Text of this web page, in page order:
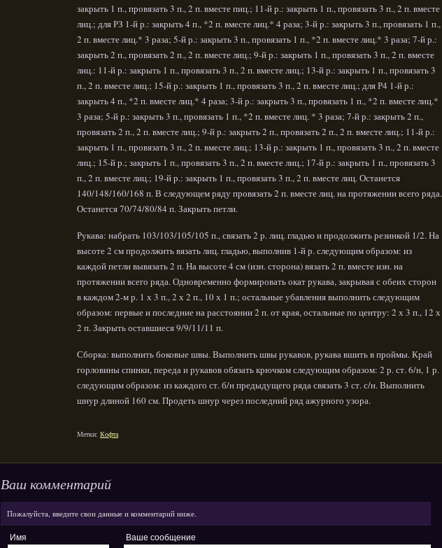
закрыть 1 п., провязать 3 п., 2 п. вместе пиц.; 11-й р.: закрыть 1 п., провязать 3 п., 2 п. вместе
лиц.; для РЗ 1-й р.: закрыть 4 п., *2 п. вместе лиц.* 4 раза; 3-й р.: закрыть 3 п., провязать 1 п.,
2 п. вместе лиц.* 3 раза; 5-й р.: закрыть 3 п., провязать 1 п., *2 п. вместе лиц.* 3 раза; 7-й р.:
закрыть 2 п., провязать 2 п., 2 п. вместе лиц.; 9-й р.: закрыть 1 п., провязать 3 п., 2 п. вместе
лиц.: 11-й р.: закрыть 1 п., провязать 3 п., 2 п. вместе лиц.; 13-й р.: закрыть 1 п., провязать 3
п., 2 п. вместе лиц.; 15-й р.: закрыть 1 п., провязать 3 п., 2 п. вместе лиц.; для Р4 1-й р.:
закрыть 4 п., *2 п. вместе лиц.* 4 раза; 3-й р.: закрыть 3 п., провязать 1 п., *2 п. вместе лиц.*
3 раза; 5-й р.: закрыть 3 п., провязать 1 п., *2 п. вместе лиц. * 3 раза; 7-й р.: закрыть 2 п.,
провязать 2 п., 2 п. вместе лиц.; 9-й р.: закрыть 2 п., провязать 2 п., 2 п. вместе лиц.; 11-й р.:
закрыть 1 п., провязать 3 п., 2 п. вместе лиц.; 13-й р.: закрыть 1 п., провязать 3 п., 2 п. вместе
лиц.; 15-й р.; закрыть 1 п., провязать 3 п., 2 п. вместе лиц.; 17-й р.: закрыть 1 п., провязать 3
п., 2 п. вместе лиц.; 19-й р.: закрыть 1 п., провязать 3 п., 2 п. вместе лиц. Останется
140/148/160/168 п. В следующем ряду провязать 2 п. вместе лиц. на протяжении всего ряда.
Останется 70/74/80/84 п. Закрыть петли.
Рукава: набрать 103/103/105/105 п., связать 2 р. лиц. гладью и продолжить резинкой 1/2. На
высоте 2 см продолжить вязать лиц. гладью, выполнив 1-й р. следующим образом: из
каждой петли вывязать 2 п. На высоте 4 см (изн. сторона) вязать 2 п. вместе изн. на
протяжении всего ряда. Одновременно формировать окат рукава, закрывая с обеих сторон
в каждом 2-м р. 1 х 3 п., 2 х 2 п., 10 х 1 п.; остальные убавления выполнить следующим
образом: первые и последние на расстоянии 2 п. от края, остальные по центру: 2 х 3 п., 12 х
2 п. Закрыть оставшиеся 9/9/11/11 п.
Сборка: выполнить боковые швы. Выполнить швы рукавов, рукава вшить в проймы. Край
горловины спинки, переда и рукавов обязать крючком следующим образом: 2 р. ст. 6/н, 1 р.
следующим образом: из каждого ст. б/н предыдущего ряда связать 3 ст. с/н. Выполнить
шнур длиной 160 см. Продеть шнур через последний ряд ажурного узора.
Метки: Кофта
Ваш комментарий
Пожалуйста, введите свои данные и комментарий ниже.
Имя Ваше сообщение